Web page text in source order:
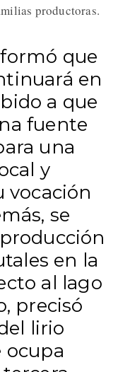
productoras.
que
en
a que
fuente
una
y
vocación
se
en la
al lago
precisó
lirio
ocupa